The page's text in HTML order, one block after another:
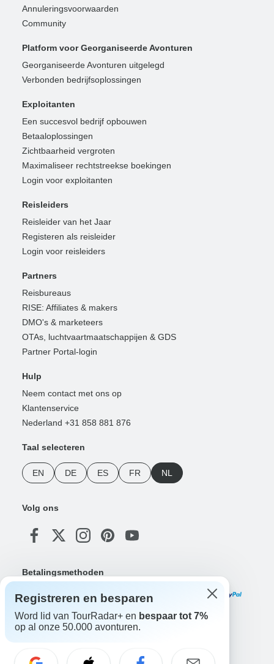
Annuleringsvoorwaarden
Community
Platform voor Georganiseerde Avonturen
Georganiseerde Avonturen uitgelegd
Verbonden bedrijfsoplossingen
Exploitanten
Een succesvol bedrijf opbouwen
Betaaloplossingen
Zichtbaarheid vergroten
Maximaliseer rechtstreekse boekingen
Login voor exploitanten
Reisleiders
Reisleider van het Jaar
Registeren als reisleider
Login voor reisleiders
Partners
Reisbureaus
RISE: Affiliates & makers
DMO's & marketeers
OTAs, luchtvaartmaatschappijen & GDS
Partner Portal-login
Hulp
Neem contact met ons op
Klantenservice
Nederland +31 858 881 876
Taal selecteren
EN DE ES FR NL
Volg ons
Betalingsmethoden
Registreren en besparen
Word lid van TourRadar+ en bespaar tot 7%
op al onze 50.000 avonturen.